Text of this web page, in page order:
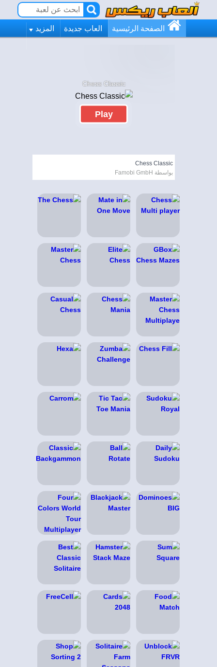
الصفحة الرئيسية العاب جديدة المزيد
Chess Classic
Play
Chess Classic
بواسطة Famobi GmbH